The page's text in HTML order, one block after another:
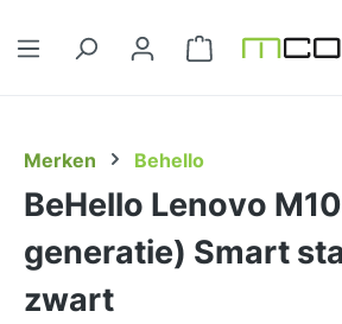
Merken Behello
BeHello Lenovo
generatie) Smart
zwart